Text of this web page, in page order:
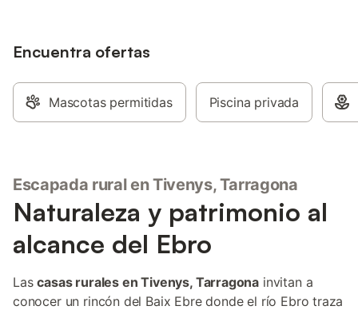
Encuentra ofertas
Mascotas permitidas Piscina privada
Escapada rural en Tivenys, Tarragona
Naturaleza y patrimonio al
alcance del Ebro
Lascasas rurales en Tivenys, Tarragona invitan a
conocer un rincón del Baix Ebre donde el río Ebro traza